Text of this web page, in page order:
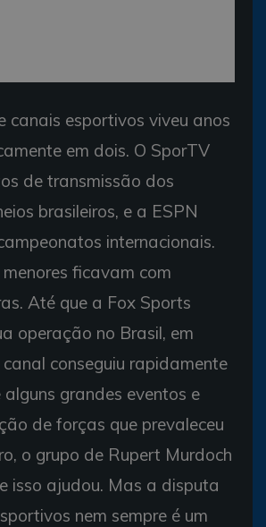
canais esportivos viveu anos
em dois. O SporTV
de transmissão dos
brasileiros, e a ESPN
internacionais.
ficavam com
Até que a Fox Sports
operação no Brasil, em
conseguiu rapidamente
grandes eventos e
de forças que prevaleceu
o grupo de Rupert Murdoch
isso ajudou. Mas a disputa
nem sempre é um